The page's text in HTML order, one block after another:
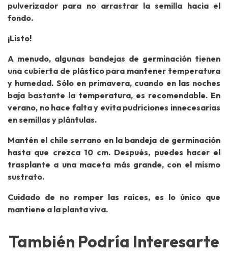
pulverizador para no arrastrar la semilla hacia el
fondo.
¡Listo!
A menudo, algunas bandejas de germinación tienen
una cubierta de plástico para mantener temperatura
y humedad. Sólo en primavera, cuando en las noches
baja bastante la temperatura, es recomendable. En
verano, no hace falta y evita pudriciones innecesarias
en semillas y plántulas.
Mantén el chile serrano en la bandeja de germinación
hasta que crezca 10 cm. Después, puedes hacer el
trasplante a una maceta más grande, con el mismo
sustrato.
Cuidado de no romper las raíces, es lo único que
mantiene a la planta viva.
También Podría Interesarte